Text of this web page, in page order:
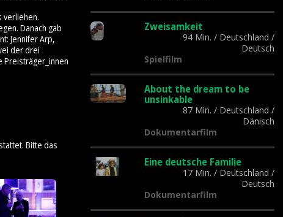
verliehen.
Danach gab
Jennifer Arp,
der drei
Preisträger_innen
Bitte das
Zweisamkeit
94 Min. / Deutschland /
Deutsch
Spielfilm
About the dream to be
unsinkable
87 Min. / Deutschland /
Dänisch
Dokumentarfilm
Eine deutsche Familie
17 Min. / Deutschland /
Deutsch
Dokumentarfilm